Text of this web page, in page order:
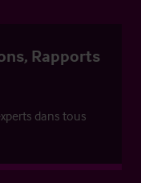
Rapports
dans tous